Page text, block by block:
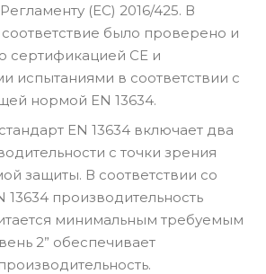
(ЕС) 2016/425. В
соответствие было проверено и
сертификацией CE и
испытаниями в соответствии с
нормой EN 13634.
EN 13634 включает два
с точки зрения
защиты. В соответствии со
13634 производительность
минимальным требуемым
2” обеспечивает